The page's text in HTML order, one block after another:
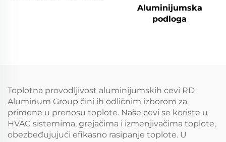
Aluminijumska
podloga
Toplotna provodljivost aluminijumskih cevi RD
Aluminum Group čini ih odličnim izborom za
primene u prenosu toplote. Naše cevi se koriste u
HVAC sistemima, grejačima i izmenjivačima toplote,
obezbeđujujući efikasno rasipanje toplote. U